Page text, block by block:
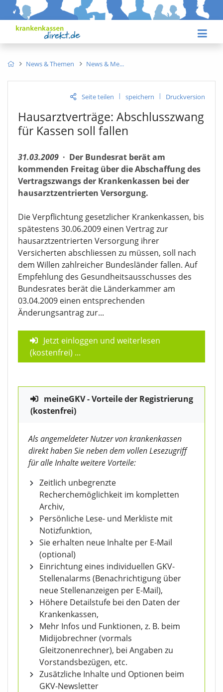
News & Themen News & Me
Seite teilen | speichern | Druckversion
Hausarztverträge: Abschlusszwang
für Kassen soll fallen
31.03.2009 · Der Bundesrat berät am
kommenden Freitag über die Abschaffung des
Vertragszwangs der Krankenkassen bei der
hausarztzentrierten Versorgung.
Die Verpflichtung gesetzlicher Krankenkassen, bis
spätestens 30.06.2009 einen Vertrag zur
hausarztzentrierten Versorgung ihrer
Versicherten abschliessen zu müssen, soll nach
dem Willen zahlreicher Bundesländer fallen. Auf
Empfehlung des Gesundheitsausschusses des
Bundesrates berät die Länderkammer am
03.04.2009 einen entsprechenden
Änderungsantrag zur...
Jetzt einloggen und weiterlesen
(kostenfrei) ...
meineGKV - Vorteile der Registrierung
(kostenfrei)
Als angemeldeter Nutzer von krankenkassen
direkt haben Sie neben dem vollen Lesezugriff
für alle Inhalte weitere Vorteile:
Zeitlich unbegrenzte
Recherchemöglichkeit im kompletten
Archiv,
Persönliche Lese- und Merkliste mit
Notizfunktion,
Sie erhalten neue Inhalte per E-Mail
(optional)
Einrichtung eines individuellen GKV-
Stellenalarms (Benachrichtigung über
neue Stellenanzeigen per E-Mail),
Höhere Detailstufe bei den Daten der
Krankenkassen,
Mehr Infos und Funktionen, z. B. beim
Midijobrechner (vormals
Gleitzonenrechner), bei Angaben zu
Vorstandsbezügen, etc.
Zusätzliche Inhalte und Optionen beim
GKV-Newsletter